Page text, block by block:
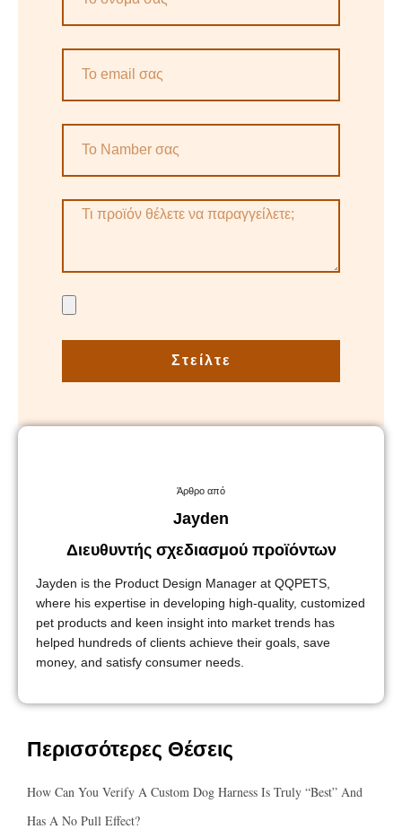
Στείλτε
Άρθρο από
Jayden
Διευθυντής σχεδιασμού προϊόντων
Jayden is the Product Design Manager at QQPETS,
where his expertise in developing high-quality, customized
pet products and keen insight into market trends has
helped hundreds of clients achieve their goals, save
money, and satisfy consumer needs.
Περισσότερες Θέσεις
How Can You Verify A Custom Dog Harness Is Truly “best” And
Has A No Pull Effect?